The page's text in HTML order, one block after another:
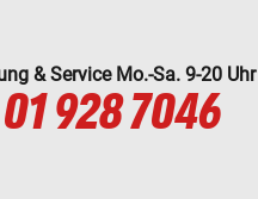
& Service Mo.-Sa. 9-20 Uhr
01 928 7046